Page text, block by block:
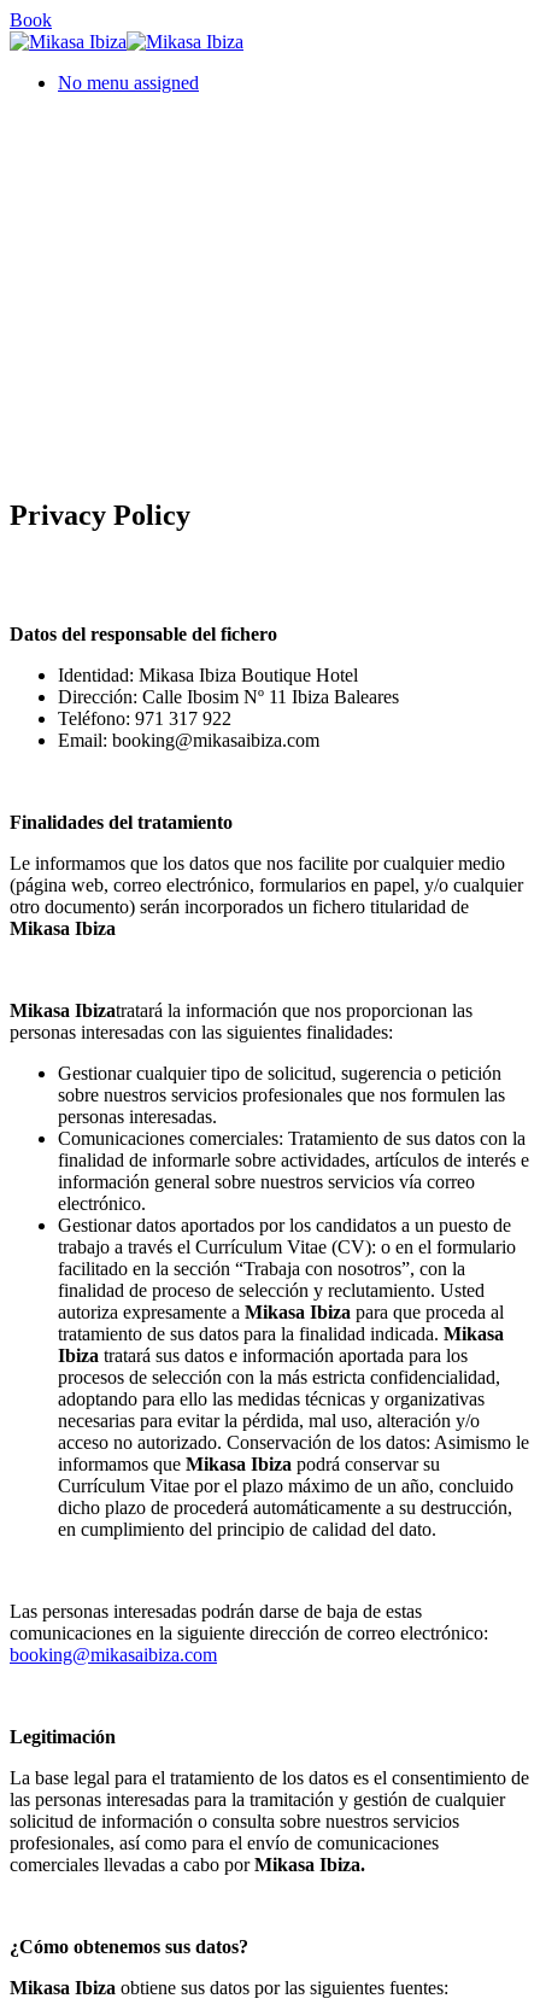
Skip
to
content
Book
No menu assigned
Privacy Policy
Datos del responsable del fichero
Identidad: Mikasa Ibiza Boutique Hotel
Dirección: Calle Ibosim Nº 11 Ibiza Baleares
Teléfono​: 971 317 922
Email: booking@mikasaibiza.com
Finalidades del tratamiento
Le informamos que los datos que nos facilite por cualquier medio
(página web, correo electrónico, formularios en papel, y/o cualquier
otro documento) serán incorporados un fichero titularidad de
Mikasa Ibiza
Mikasa Ibizatratará la información que nos proporcionan las
personas interesadas con las siguientes finalidades:
Gestionar cualquier tipo de solicitud, sugerencia o petición
sobre nuestros servicios profesionales que nos formulen las
personas interesadas.
Comunicaciones comerciales​: Tratamiento de sus datos con la
finalidad de informarle sobre actividades, artículos de interés e
información general sobre nuestros servicios vía correo
electrónico.
Gestionar datos aportados por los candidatos a un puesto de
trabajo a través el Currículum Vitae (CV): o en el formulario
facilitado en la sección “Trabaja con nosotros”, con la
finalidad de proceso de selección y reclutamiento. Usted
autoriza expresamente a Mikasa Ibiza para que proceda al
tratamiento de sus datos para la finalidad indicada. Mikasa
Ibiza tratará sus datos e información aportada para los
procesos de selección con la más estricta confidencialidad,
adoptando para ello las medidas técnicas y organizativas
necesarias para evitar la pérdida, mal uso, alteración y/o
acceso no autorizado. Conservación de los datos: Asimismo le
informamos que Mikasa Ibiza podrá conservar su
Currículum Vitae por el plazo máximo de un año, concluido
dicho plazo de procederá automáticamente a su destrucción,
en cumplimiento del principio de calidad del dato.
Las personas interesadas podrán darse de baja de estas
comunicaciones en la siguiente dirección de correo electrónico:
booking@mikasaibiza.com
Legitimación
La base legal para el tratamiento de los datos es el consentimiento de
las personas interesadas para la tramitación y gestión de cualquier
solicitud de información o consulta sobre nuestros servicios
profesionales, así como para el envío de comunicaciones
comerciales llevadas a cabo porMikasa Ibiza.
¿Cómo obtenemos sus datos?
Mikasa Ibiza obtiene sus datos por las siguientes fuentes: